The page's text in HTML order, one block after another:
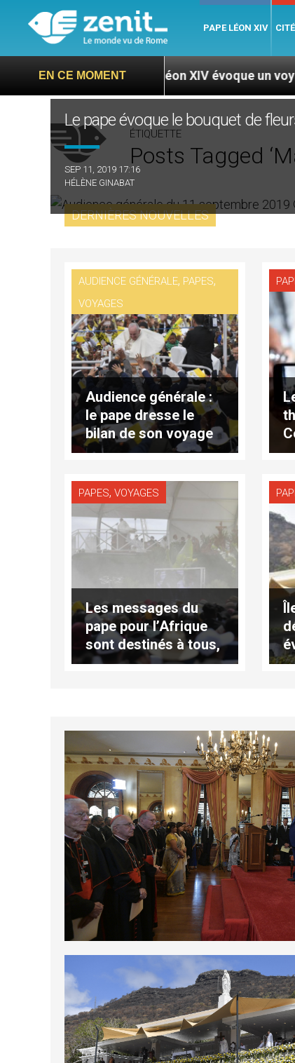
PAPE LÉON XIV
EN CE MOMENT
Le pape Léon XIV évoque un voyage aux États-
ÉTIQUETTE
Posts Tagged
DERNIÈRES NOUVELLES
Le pape évoque le bouquet de
SEP 11, 2019 17:16
HÉLÈNE GINABAT
AUDIENCE GÉNÉRALE, PAPES,
VOYAGES
Audience générale :
le pape dresse le
bilan de son voyage
dans l'Océan indien
PAPES, VOYAGES
Les messages du
pape pour l’Afrique
sont destinés à tous,
écrit Andrea Tornielli